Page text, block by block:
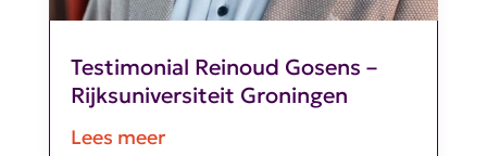
Testimonial Reinoud Gosens –
Rijksuniversiteit Groningen
Lees meer